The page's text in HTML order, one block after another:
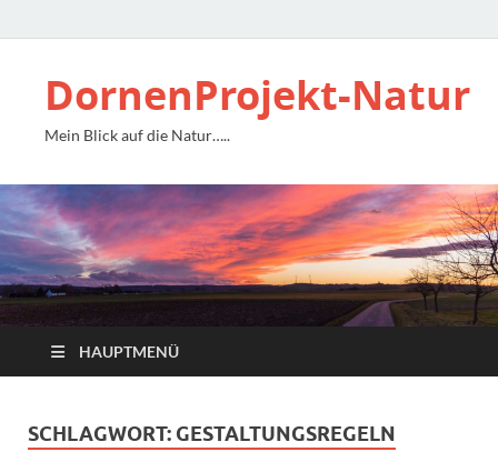
DornenProjekt-Natur
Mein Blick auf die Natur…..
HAUPTMENÜ
SCHLAGWORT: GESTALTUNGSREGELN